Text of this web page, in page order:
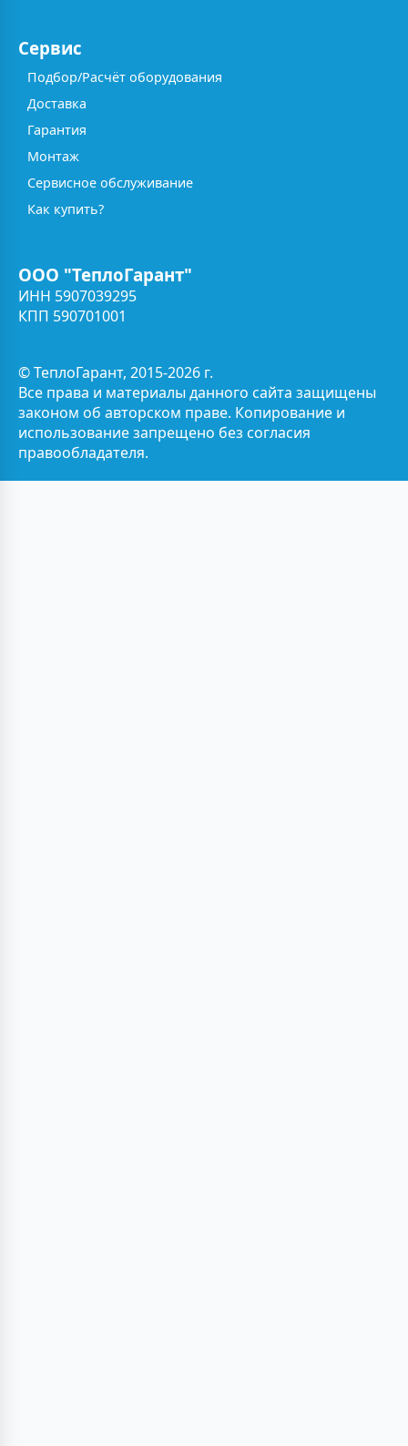
Сервис
Подбор/Расчёт оборудования
Доставка
Гарантия
Монтаж
Сервисное обслуживание
Как купить?
ООО "ТеплоГарант"
ИНН 5907039295
КПП 590701001
© ТеплоГарант, 2015-2026 г.
Все права и материалы данного сайта защищены
законом об авторском праве. Копирование и
использование запрещено без согласия
правообладателя.